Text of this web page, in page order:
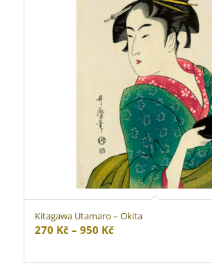
Kitagawa Utamaro – Okita
270 Kč – 950 KčRozpětí
270 Kč